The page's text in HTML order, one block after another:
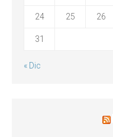
24 25 26
31
« Dic